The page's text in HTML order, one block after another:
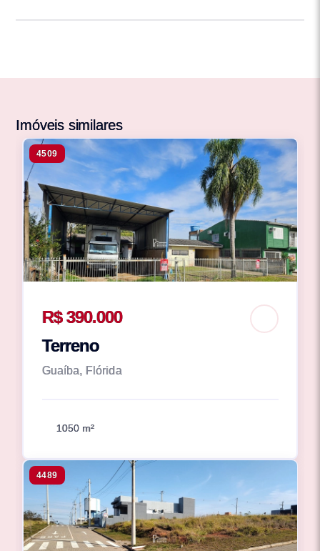
Imóveis similares
4509
R$ 390.000
Terreno
Guaíba, Flórida
1050 m²
4489